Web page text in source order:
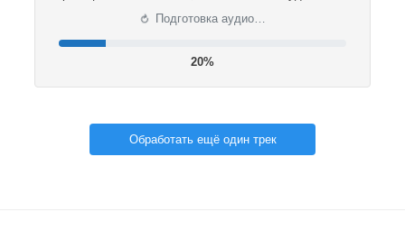
⟳ Подготовка аудио…
20%
Обработать ещё один трек